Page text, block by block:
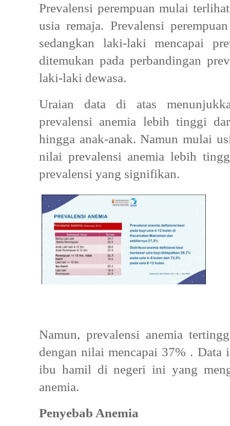
Prevalensi perempuan mulai
usia remaja. Prevalensi
sedangkan laki-laki mencapai
ditemukan pada perbandingan
laki-laki dewasa.
Uraian data di atas
prevalensi anemia lebih tinggi
hingga anak-anak. Namun mulai
nilai prevalensi anemia lebih
prevalensi yang signifikan.
Namun, prevalensi anemia
dengan nilai mencapai 37% .
ibu hamil di negeri ini yang
anemia.
Penyebab Anemia